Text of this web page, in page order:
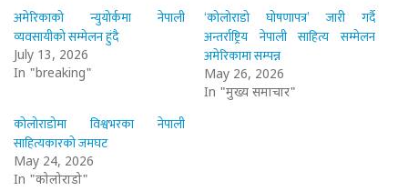
अमेरिकाको न्युयोर्कमा नेपाली
व्यवसायीको सम्मेलन हुंदै
July 13, 2026
In "breaking"
‘कोलोराडो घोषणापत्र’ जारी गर्दै
अन्तर्राष्ट्रिय नेपाली साहित्य सम्मेलन
अमेरिकामा सम्पन्न
May 26, 2026
In "मुख्य समाचार"
कोलोराडोमा विश्वभरका नेपाली
साहित्यकारको जमघट
May 24, 2026
In "कोलोराडो"